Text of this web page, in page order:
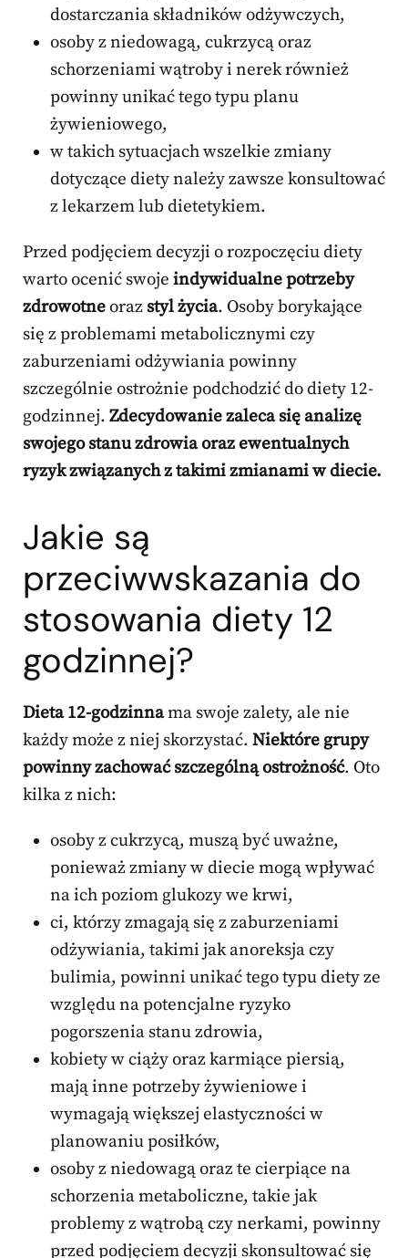
dostarczania składników odżywczych,
osoby z niedowagą, cukrzycą oraz
schorzeniami wątroby i nerek również
powinny unikać tego typu planu
żywieniowego,
w takich sytuacjach wszelkie zmiany
dotyczące diety należy zawsze konsultować
z lekarzem lub dietetykiem.
Przed podjęciem decyzji o rozpoczęciu diety
warto ocenić swoje indywidualne potrzeby
zdrowotneoraz styl życia. Osoby borykające
się z problemami metabolicznymi czy
zaburzeniami odżywiania powinny
szczególnie ostrożnie podchodzić do diety 12-
godzinnej. Zdecydowanie zaleca się analizę
swojego stanu zdrowia oraz ewentualnych
ryzyk związanych z takimi zmianami w diecie.
Jakie są
przeciwwskazania do
stosowania diety 12
godzinnej?
Dieta 12-godzinnama swoje zalety, ale nie
każdy może z niej skorzystać. Niektóre grupy
powinny zachować szczególną ostrożność. Oto
kilka z nich:
osoby z cukrzycą, muszą być uważne,
ponieważ zmiany w diecie mogą wpływać
na ich poziom glukozy we krwi,
ci, którzy zmagają się z zaburzeniami
odżywiania, takimi jak anoreksja czy
bulimia, powinni unikać tego typu diety ze
względu na potencjalne ryzyko
pogorszenia stanu zdrowia,
kobiety w ciąży oraz karmiące piersią,
mają inne potrzeby żywieniowe i
wymagają większej elastyczności w
planowaniu posiłków,
osoby z niedowagą oraz te cierpiące na
schorzenia metaboliczne, takie jak
problemy z wątrobą czy nerkami, powinny
przed podjęciem decyzji skonsultować się